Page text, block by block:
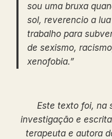
sou uma bruxa
sol, reverencio a
trabalho para
de sexismo,
xenofobia.”
Este texto foi, na
investigação e
terapeuta e autora